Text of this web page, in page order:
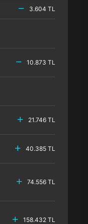
3.604 TL
10.873 TL
21.746 TL
40.385 TL
74.556 TL
158.432 TL